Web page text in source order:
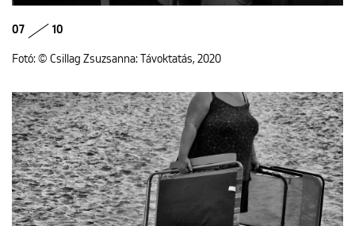
07 10
Fotó: © Csillag Zsuzsanna: Távoktatás, 2020